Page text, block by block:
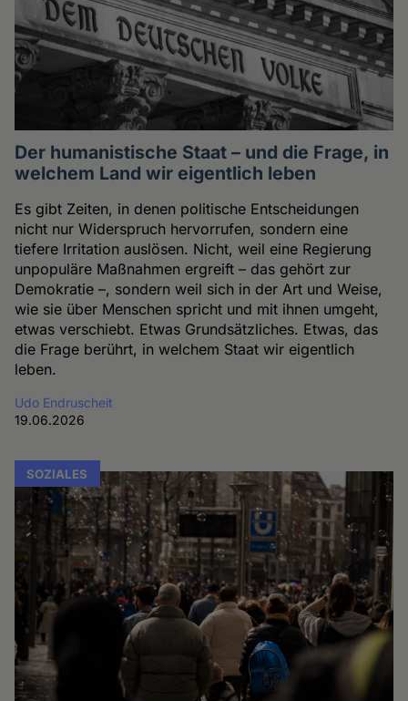
Der humanistische Staat – und die Frage, in
welchem Land wir eigentlich leben
Es gibt Zeiten, in denen politische Entscheidungen
nicht nur Widerspruch hervorrufen, sondern eine
tiefere Irritation auslösen. Nicht, weil eine Regierung
unpopuläre Maßnahmen ergreift – das gehört zur
Demokratie –, sondern weil sich in der Art und Weise,
wie sie über Menschen spricht und mit ihnen umgeht,
etwas verschiebt. Etwas Grundsätzliches. Etwas, das
die Frage berührt, in welchem Staat wir eigentlich
leben.
Udo Endruscheit
19.06.2026
SOZIALES